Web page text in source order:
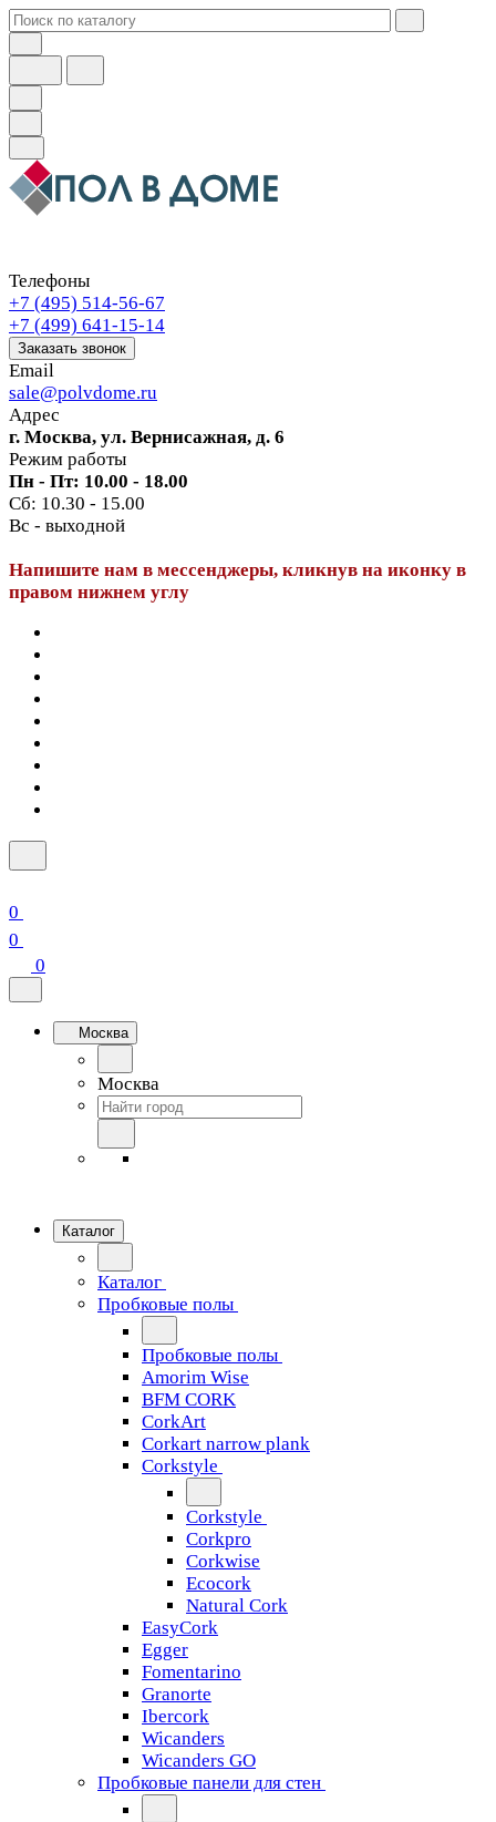
Телефоны
+7 (495) 514-56-67
+7 (499) 641-15-14
Заказать звонок
Email
sale@polvdome.ru
Адрес
г. Москва, ул. Вернисажная, д. 6
Режим работы
Пн - Пт: 10.00 - 18.00
Сб: 10.30 - 15.00
Вс - выходной
Напишите нам в мессенджеры, кликнув на иконку в
правом нижнем углу
0
0
0
Москва
Москва
Каталог
Каталог
Пробковые полы
Пробковые полы
Amorim Wise
BFM CORK
CorkArt
Corkart narrow plank
Corkstyle
Corkstyle
Corkpro
Corkwise
Ecocork
Natural Cork
EasyCork
Egger
Fomentarino
Granorte
Ibercork
Wicanders
Wicanders GO
Пробковые панели для стен